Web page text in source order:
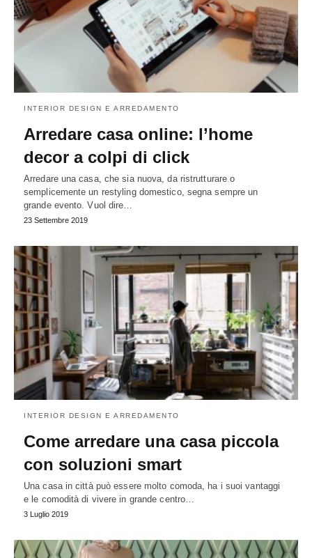
INTERIOR DESIGN E ARREDAMENTO
Arredare casa online: l’home
decor a colpi di click
Arredare una casa, che sia nuova, da ristrutturare o
semplicemente un restyling domestico, segna sempre un
grande evento. Vuol dire…
23 Settembre 2019
INTERIOR DESIGN E ARREDAMENTO
Come arredare una casa piccola
con soluzioni smart
Una casa in città può essere molto comoda, ha i suoi vantaggi
e le comodità di vivere in grande centro…
3 Luglio 2019